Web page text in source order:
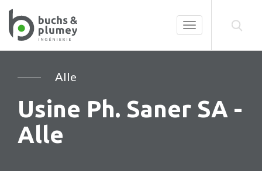
Toggle
navigation
Alle
Usine Ph. Saner SA -
Alle